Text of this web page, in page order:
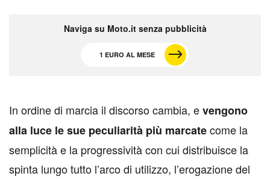
Naviga su Moto.it senza pubblicità
1 EURO AL MESE
In ordine di marcia il discorso cambia, evengono
alla luce le sue peculiarità più marcatecome la
semplicità e la progressività con cui distribuisce la
spinta lungo tutto l’arco di utilizzo, l’erogazione del